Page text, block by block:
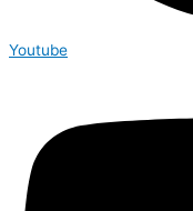
Youtube